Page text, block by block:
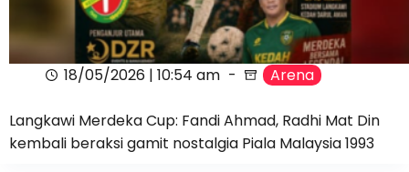
18/05/2026 | 10:54 am Arena
Langkawi Merdeka Cup: Fandi Ahmad, Radhi Mat Din
kembali beraksi gamit nostalgia Piala Malaysia 1993